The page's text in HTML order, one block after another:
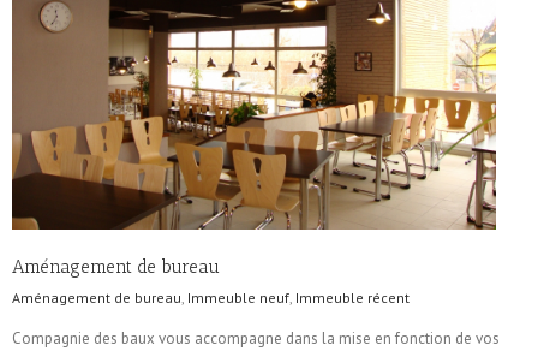
Aménagement de bureau
Aménagement de bureau, Immeuble neuf, Immeuble récent
Compagnie des baux vous accompagne dans la mise en fonction de vos